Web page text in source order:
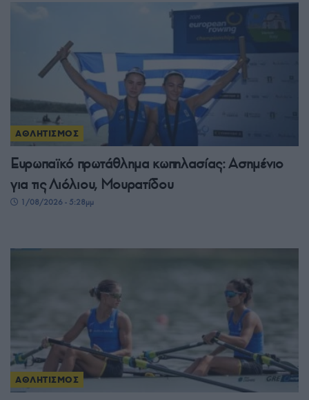
ΑΘΛΗΤΙΣΜΟΣ
Ευρωπαϊκό πρωτάθλημα κωπηλασίας: Ασημένιο
για τις Λιόλιου, Μουρατίδου
1/08/2026 - 5:28μμ
ΑΘΛΗΤΙΣΜΟΣ